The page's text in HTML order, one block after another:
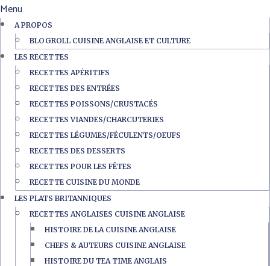
Menu
A PROPOS
BLOGROLL CUISINE ANGLAISE ET CULTURE
LES RECETTES
RECETTES APÉRITIFS
RECETTES DES ENTRÉES
RECETTES POISSONS/CRUSTACÉS
RECETTES VIANDES/CHARCUTERIES
RECETTES LÉGUMES/FÉCULENTS/OEUFS
RECETTES DES DESSERTS
RECETTES POUR LES FÊTES
RECETTE CUISINE DU MONDE
LES PLATS BRITANNIQUES
RECETTES ANGLAISES CUISINE ANGLAISE
HISTOIRE DE LA CUISINE ANGLAISE
CHEFS & AUTEURS CUISINE ANGLAISE
HISTOIRE DU TEA TIME ANGLAIS